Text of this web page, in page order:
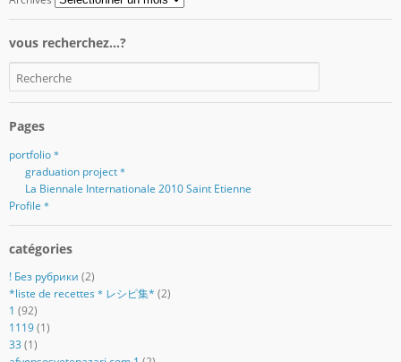
vous recherchez…?
Pages
portfolio＊
graduation project＊
La Biennale Internationale 2010 Saint Etienne
Profile＊
catégories
! Без рубрики (2)
*liste de recettes＊レシピ集* (2)
1 (92)
1119(1)
33 (1)